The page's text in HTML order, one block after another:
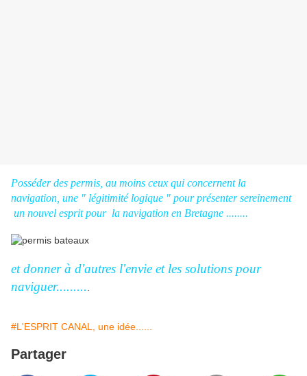
Posséder des permis, au moins ceux qui concernent la
navigation, une " légitimité logique " pour présenter sereinement
un nouvel esprit pour la navigation en Bretagne ........
et donner à d'autres l'envie et les solutions pour
naviguer.........
#L'ESPRIT CANAL, une idée......
Partager